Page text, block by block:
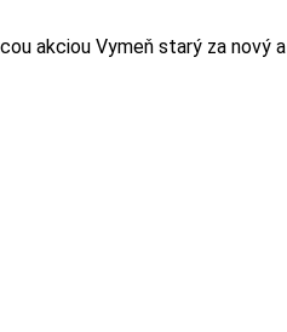
akciou Vymeň starý za nový a